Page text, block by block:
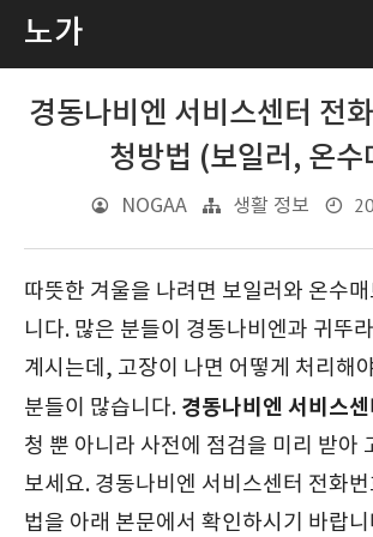
노가
경동나비엔 서비스센터 전
청방법 (보일러, 온수
NOGAA 생활 정보
따뜻한 겨울을 나려면 보일러와 온수
니다. 많은 분들이 경동나비엔과 귀뚜
계시는데, 고장이 나면 어떻게 처리해
분들이 많습니다. 경동나비엔 서비스센
청 뿐 아니라 사전에 점검을 미리 받아
보세요. 경동나비엔 서비스센터 전화
법을 아래 본문에서 확인하시기 바랍